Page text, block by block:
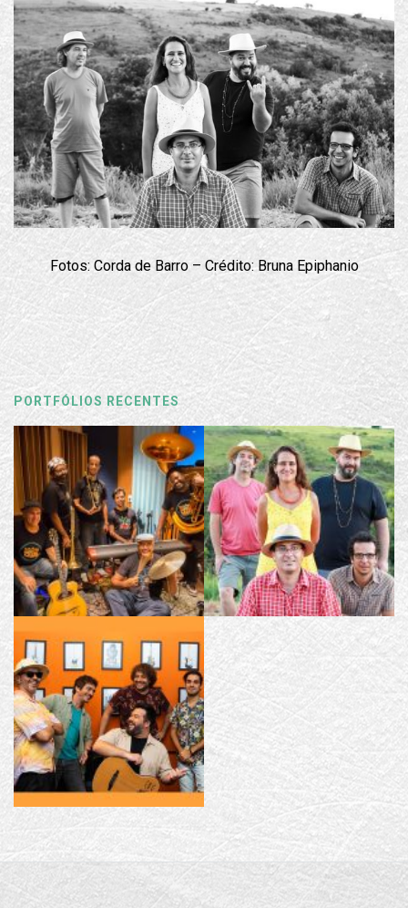
Fotos: Corda de Barro – Crédito: Bruna Epiphanio
PORTFÓLIOS RECENTES